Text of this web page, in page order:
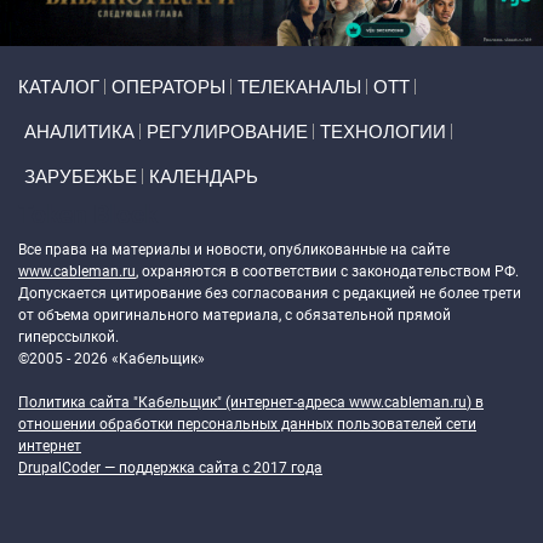
КАТАЛОГ ОПЕРАТОРЫ ТЕЛЕКАНАЛЫ ОТТ
АНАЛИТИКА РЕГУЛИРОВАНИЕ ТЕХНОЛОГИИ
ЗАРУБЕЖЬЕ КАЛЕНДАРЬ
Все права на материалы и новости, опубликованные на сайте
www.cableman.ru, охраняются в соответствии с законодательством РФ.
Допускается цитирование без согласования с редакцией не более трети
от объема оригинального материала, с обязательной прямой
гиперссылкой.
©2005 - 2026 «Кабельщик»
Политика сайта "Кабельщик" (интернет-адреса www.cableman.ru) в
отношении обработки персональных данных пользователей сети
интернет
DrupalCoder — поддержка сайта c 2017 года